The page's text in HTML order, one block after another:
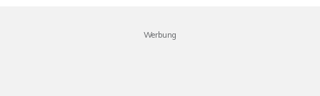
Werbung